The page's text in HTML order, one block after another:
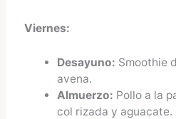
Viernes:
Desayuno: Smoothie
avena.
Almuerzo: Pollo a la
col rizada y aguacate.